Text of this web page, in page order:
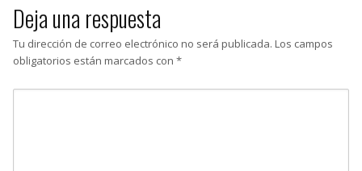
Deja una respuesta
Tu dirección de correo electrónico no será publicada. Los campos
obligatorios están marcados con *